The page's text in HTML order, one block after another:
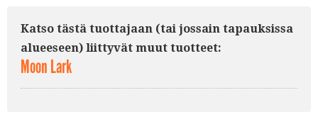
Katso tästä tuottajaan (tai jossain tapauksissa
alueeseen) liittyvät muut tuotteet:
Moon Lark